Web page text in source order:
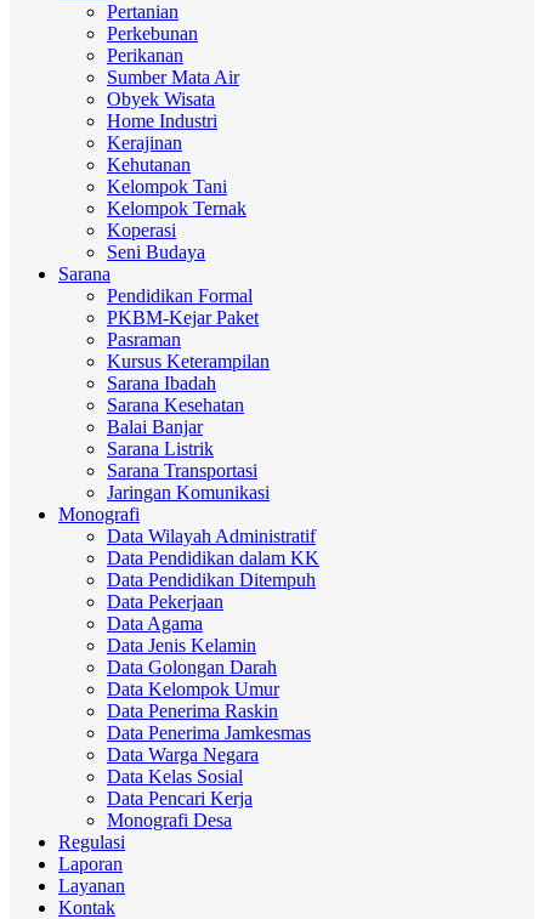
Pertanian
Perkebunan
Perikanan
Sumber Mata Air
Obyek Wisata
Home Industri
Kerajinan
Kehutanan
Kelompok Tani
Kelompok Ternak
Koperasi
Seni Budaya
Sarana
Pendidikan Formal
PKBM-Kejar Paket
Pasraman
Kursus Keterampilan
Sarana Ibadah
Sarana Kesehatan
Balai Banjar
Sarana Listrik
Sarana Transportasi
Jaringan Komunikasi
Monografi
Data Wilayah Administratif
Data Pendidikan dalam KK
Data Pendidikan Ditempuh
Data Pekerjaan
Data Agama
Data Jenis Kelamin
Data Golongan Darah
Data Kelompok Umur
Data Penerima Raskin
Data Penerima Jamkesmas
Data Warga Negara
Data Kelas Sosial
Data Pencari Kerja
Monografi Desa
Regulasi
Laporan
Layanan
Kontak